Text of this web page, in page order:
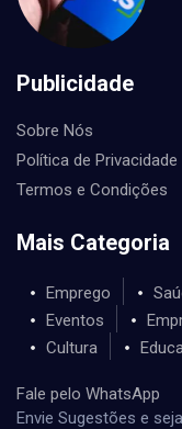
Publicidade
Sobre Nós
Política de Privacidade
Termos e Condições
Mais Categoria
Emprego
Eventos
Cultura
Fale pelo WhatsApp
Envie Sugestões e